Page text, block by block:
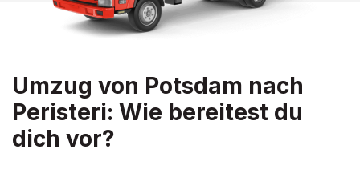
Umzug von Potsdam nach
Peristeri: Wie bereitest du
dich vor?